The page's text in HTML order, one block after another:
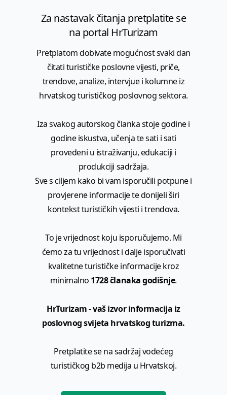
Za nastavak čitanja pretplatite se
na portal HrTurizam
Pretplatom dobivate mogućnost svaki dan
čitati turističke poslovne vijesti, priče,
trendove, analize, intervjue i kolumne iz
hrvatskog turističkog poslovnog sektora.
Iza svakog autorskog članka stoje godine i
godine iskustva, učenja te sati i sati
provedeni u istraživanju, edukaciji i
produkciji sadržaja.
Sve s ciljem kako bi vam isporučili potpune i
provjerene informacije te donijeli širi
kontekst turističkih vijesti i trendova.
To je vrijednost koju isporučujemo. Mi
ćemo za tu vrijednost i dalje isporučivati
kvalitetne turističke informacije kroz
minimalno 1728 članaka godišnje.
HrTurizam - vaš izvor informacija iz
poslovnog svijeta hrvatskog turizma.
Pretplatite se na sadržaj vodećeg
turističkog b2b medija u Hrvatskoj.